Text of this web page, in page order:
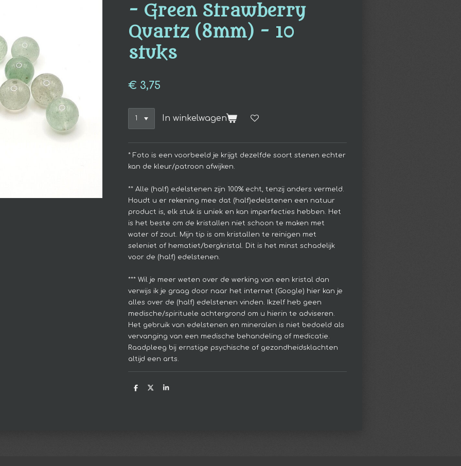
- Green Strawberry
Quartz (8mm) - 10
stuks
€ 3,75
In winkelwagen
* Foto is een voorbeeld je krijgt dezelfde soort stenen echter
kan de kleur/patroon afwijken.
** Alle (half) edelstenen zijn 100% echt, tenzij anders vermeld.
Houdt u er rekening mee dat (half)edelstenen een natuur
product is, elk stuk is uniek en kan imperfecties hebben.
Het
is het beste om de kristallen niet schoon te maken met
water of zout. Mijn tip is om kristallen te reinigen met
seleniet of hematiet/bergkristal. Dit is het minst schadelijk
voor de (half) edelstenen.
*** Wil je meer weten over de werking van een kristal dan
verwijs ik je graag door naar het internet (Google) hier kan je
alles over de (half) edelstenen vinden. Ikzelf heb geen
medische/spirituele achtergrond om u hierin te adviseren.
Het gebruik van edelstenen en mineralen is niet bedoeld als
vervanging van een medische behandeling of medicatie.
Raadpleeg bij ernstige psychische of gezondheidsklachten
altijd een arts.
D
D
S